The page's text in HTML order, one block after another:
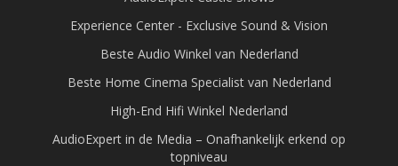
Experience Center - Exclusive Sound & Vision
Beste Audio Winkel van Nederland
Beste Home Cinema Specialist van Nederland
High-End Hifi Winkel Nederland
AudioExpert in de Media – Onafhankelijk erkend op
topniveau